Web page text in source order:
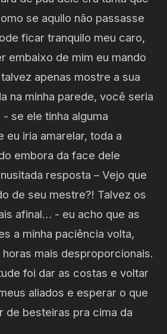
se aquilo não passasse
ficar tranquilo meu caro,
embaixo de mim eu mando
apenas mostre a sua
na minha parede, você seria
se ele tinha alguma
eu iria amarelar, toda a
embora da face dele
resposta – Vejo que
de seu mestre?! Talvez os
afinal… - eu acho que as
a minha paciência volta,
horas mais desproporcionais.
foi dar as costas e voltar
aliados e esperar o que
de besteiras pra cima da